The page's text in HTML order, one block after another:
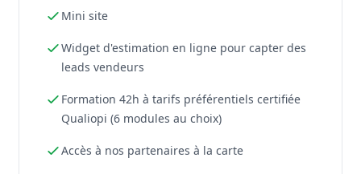
Mini site
Widget d'estimation en ligne pour capter des
leads vendeurs
Formation 42h à tarifs préférentiels certifiée
Qualiopi (6 modules au choix)
Accès à nos partenaires à la carte